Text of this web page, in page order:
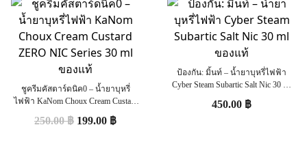
ชูครีมคัสตาร์ดนิค0 – น้ำยาบุหรี่
ไฟฟ้า KaNom Choux Cream Custard
250.00฿ 199.00 ฿
ป้องกัน: มิ้นท์ – น้ำยาบุหรี่ไฟฟ้า
Cyber Steam Subartic Salt Nic 30 ml
450.00 ฿